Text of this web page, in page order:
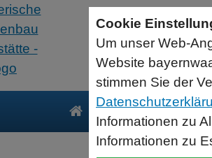
Produkte
- Dosiersystem
Befüllung von Flaschen.
höhenverstellbarer Dosierarm mit Füllnadel.
durch übergeordnete Steuerung.
mit Kraftmesser.
Cookie
Um unser Web-
Website
stimmen Sie der
Informationen zu
Informationen zu